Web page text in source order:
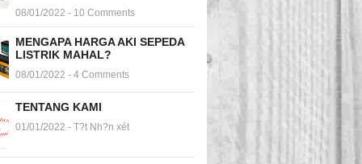
08/01/2022 - 10 Comments
MENGAPA HARGA AKI SEPEDA
LISTRIK MAHAL?
08/01/2022 - 4 Comments
TENTANG KAMI
01/01/2022 - T?t Nh?n xét